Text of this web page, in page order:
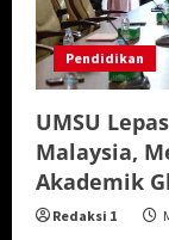
Pendidikan
UMSU
Malaysia,
Akademik
Redaksi 1